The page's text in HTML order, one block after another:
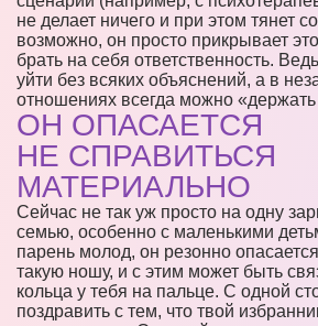
не делает ничего и при этом тянет
возможно, он просто прикрывает
брать на себя ответственность.
уйти без всяких объяснений, а в
отношениях всегда можно
ОН ОПАСАЕТСЯ
НЕ СПРАВИТЬСЯ
МАТЕРИАЛЬНО
Сейчас не так уж просто на одну
семью, особенно с маленькими
парень молод, он резонно
такую ношу, и с этим может быть
кольца у тебя на пальце. С одной
поздравить с тем, что твой